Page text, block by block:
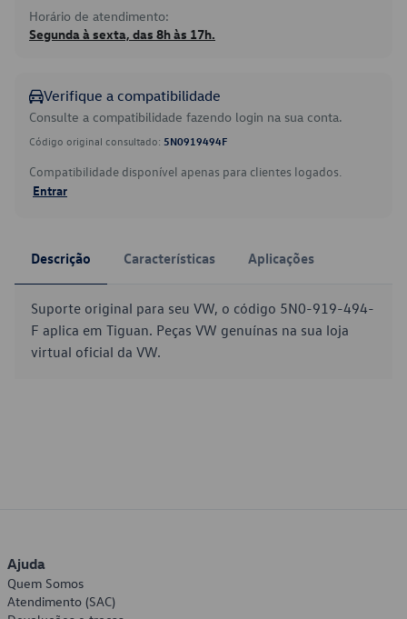
Horário de atendimento:
Segunda à sexta, das 8h às 17h.
Verifique a compatibilidade
Consulte a compatibilidade fazendo login na sua conta.
Código original consultado: 5N0919494F
Compatibilidade disponível apenas para clientes logados.
Entrar
Descrição Características Aplicações
Suporte original para seu VW, o código 5N0-919-494-
F aplica em Tiguan. Peças VW genuínas na sua loja
virtual oficial da VW.
Ajuda
Quem Somos
Atendimento (SAC)